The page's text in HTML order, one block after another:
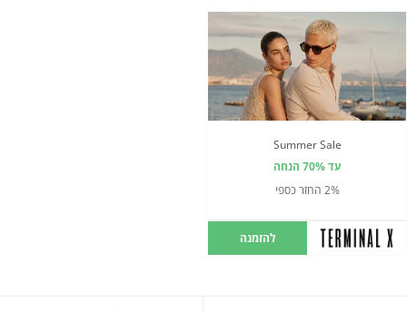
Summer Sale
עד 70% הנחה
2% החזר כספי
להזמנה